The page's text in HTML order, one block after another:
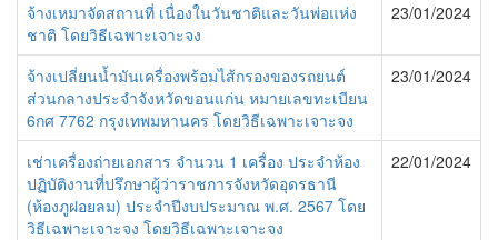
จ้างเหมาจัดสถานที่ เนื่องในวันชาติและวันพ่อแห่ง
ชาติ โดยวิธีเฉพาะเจาะจง
23/01/2024
จ้างเปลี่ยนน้ำมันเครื่องพร้อมไส้กรองของรถยนต์
ส่วนกลางประจำจังหวัดขอนแก่น หมายเลขทะเบียน
6กศ 7762 กรุงเทพมหานคร โดยวิธีเฉพาะเจาะจง
23/01/2024
เช่าเครื่องถ่ายเอกสาร จำนวน 1 เครื่อง ประจำห้อง
ปฏิบัติงานที่ปรึกษาผู้ว่าราชการจังหวัดอุดรธานี
(ห้องภูฝอยลม) ประจำปีงบประมาณ พ.ศ. 2567 โดย
วิธีเฉพาะเจาะจง โดยวิธีเฉพาะเจาะจง
22/01/2024